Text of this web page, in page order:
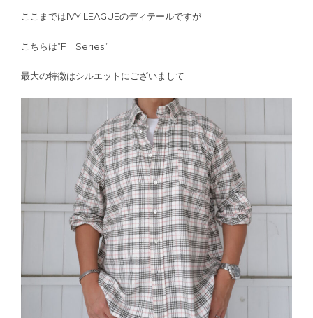
ここまではIVY LEAGUEのディテールですが
こちらは”F Series”
最大の特徴はシルエットにございまして